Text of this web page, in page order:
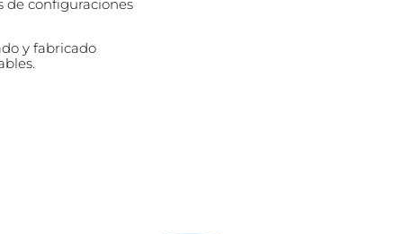
de configuraciones
y fabricado